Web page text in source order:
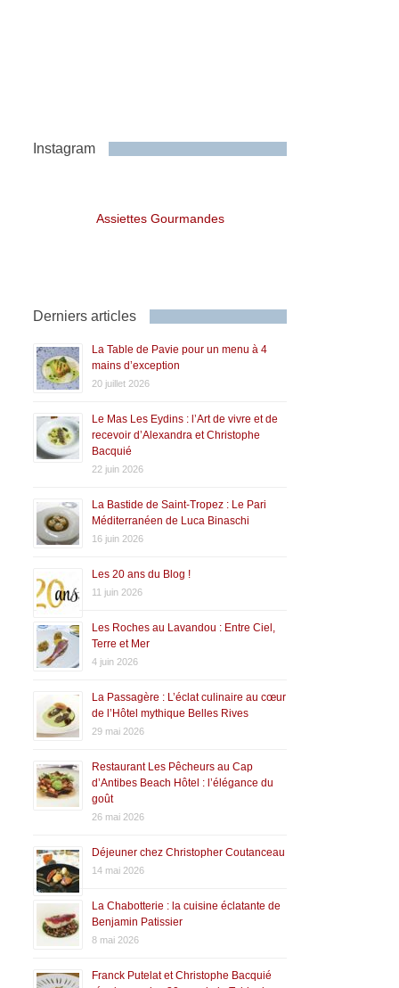
Instagram
Assiettes Gourmandes
Derniers articles
La Table de Pavie pour un menu à 4
mains d’exception
20 juillet 2026
Le Mas Les Eydins : l’Art de vivre et de
recevoir d’Alexandra et Christophe
Bacquié
22 juin 2026
La Bastide de Saint-Tropez : Le Pari
Méditerranéen de Luca Binaschi
16 juin 2026
Les 20 ans du Blog !
11 juin 2026
Les Roches au Lavandou : Entre Ciel,
Terre et Mer
4 juin 2026
La Passagère : L’éclat culinaire au cœur
de l’Hôtel mythique Belles Rives
29 mai 2026
Restaurant Les Pêcheurs au Cap
d’Antibes Beach Hôtel : l’élégance du
goût
26 mai 2026
Déjeuner chez Christopher Coutanceau
14 mai 2026
La Chabotterie : la cuisine éclatante de
Benjamin Patissier
8 mai 2026
Franck Putelat et Christophe Bacquié